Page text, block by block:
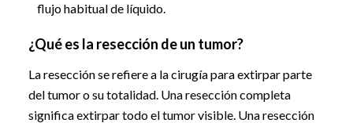
flujo habitual de líquido.
¿Qué es la resección de un tumor?
La resección se refiere a la cirugía para extirpar parte
del tumor o su totalidad. Una resección completa
significa extirpar todo el tumor visible. Una resección